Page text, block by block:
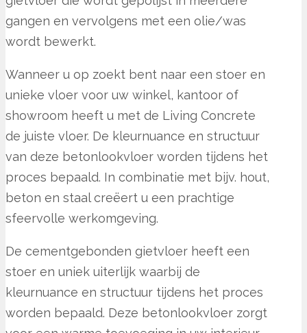
gangen en vervolgens met een olie/was
wordt bewerkt.
Wanneer u op zoekt bent naar een stoer en
unieke vloer voor uw winkel, kantoor of
showroom heeft u met de Living Concrete
de juiste vloer. De kleurnuance en structuur
van deze betonlookvloer worden tijdens het
proces bepaald. In combinatie met bijv. hout,
beton en staal creëert u een prachtige
sfeervolle werkomgeving.
De cementgebonden gietvloer heeft een
stoer en uniek uiterlijk waarbij de
kleurnuance en structuur tijdens het proces
worden bepaald. Deze betonlookvloer zorgt